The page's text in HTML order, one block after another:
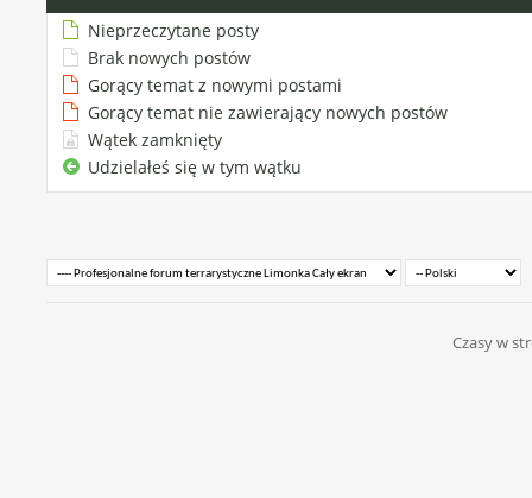
Nieprzeczytane posty
Brak nowych postów
Gorący temat z nowymi postami
Gorący temat nie zawierający nowych postów
Wątek zamknięty
Udzielałeś się w tym wątku
Czasy w